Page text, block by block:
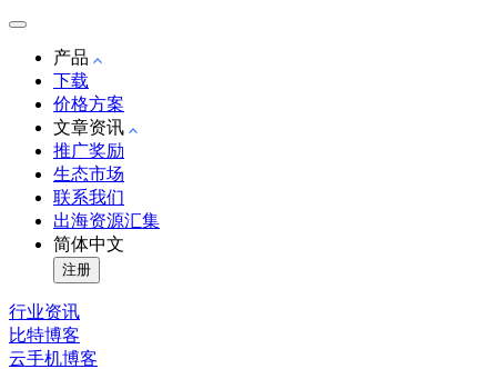
产品
下载
价格方案
文章资讯
推广奖励
生态市场
联系我们
出海资源汇集
简体中文
注册
行业资讯
比特博客
云手机博客